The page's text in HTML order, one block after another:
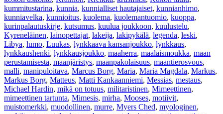
kummitustarina, kunnia, kunnialliset hautajaiset, kunnianhimo,
kunniavelka, kunnioitus, kuolema, kuolemantuomio, kuoppa,
kurinpalautuskirje, kutsumus, kuulua joukkoon, kuulustelu,
Kyreneläinen, lainopettajat, lakeija, lakipykälä, legenda, leski,
Libya, lumo, Luukas, lynkkaava kansanjoukko, lynkkaus,
lynkkaushenki, lynkkausjoukko, maaherra, maalaismoukka, maan
perustamisesta, maanjäristys, maanpakolaisuus, maantierosvous,
malli, manipuloitava, Marcus Borg, Maria, Maria Magdala, Markus,
Markus Borg, Matteus, Matti Kankaanniemi, Messias, mestaus,
Michael Hardin, mikä on totuus, militaristinen, Mimeettinen,
mimeettinen tartunta, Mimesis, mirha, Mooses, motiivit,
muistomerkki, muodollinen, murre, Myers Ched, myologinen,